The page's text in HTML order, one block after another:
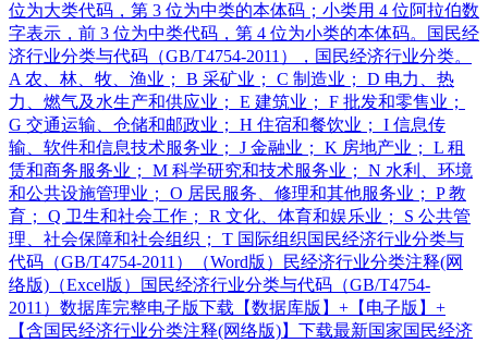
位为大类代码，第 3 位为中类的本体码；小类用 4 位阿拉伯数
字表示，前 3 位为中类代码，第 4 位为小类的本体码。国民经
济行业分类与代码（GB/T4754-2011），国民经济行业分类。
A 农、林、牧、渔业； B 采矿业； C 制造业； D 电力、热
力、燃气及水生产和供应业； E 建筑业； F 批发和零售业；
G 交通运输、仓储和邮政业； H 住宿和餐饮业； I 信息传
输、软件和信息技术服务业； J 金融业； K 房地产业； L 租
赁和商务服务业； M 科学研究和技术服务业； N 水利、环境
和公共设施管理业； O 居民服务、修理和其他服务业； P 教
育； Q 卫生和社会工作； R 文化、体育和娱乐业； S 公共管
理、社会保障和社会组织； T 国际组织国民经济行业分类与
代码（GB/T4754-2011）（Word版）民经济行业分类注释(网
络版)（Excel版）国民经济行业分类与代码（GB/T4754-
2011）数据库完整电子版下载【数据库版】+【电子版】+
【含国民经济行业分类注释(网络版)】下载最新国家国民经济